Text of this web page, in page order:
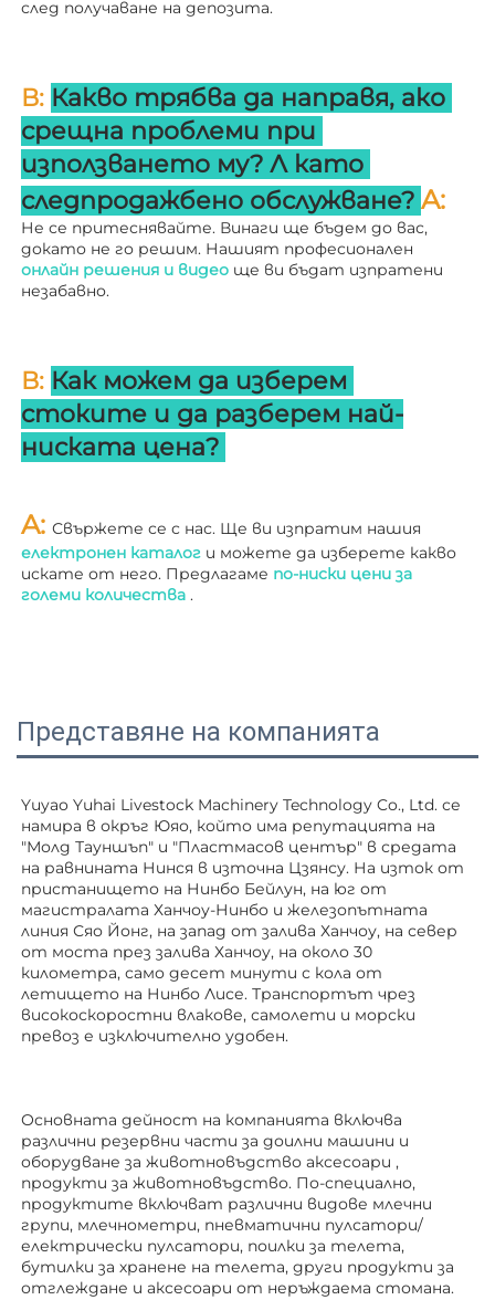
след получаване на депозита.
В: Какво трябва да направя, ако
срещна проблеми при
използването му? Л като
следпродажбено обслужване?
Не се притеснявайте. Винаги ще бъдем до вас,
онлайн решения и видео ще ви бъдат изпратени
незабавно.
В: Как можем да изберем
стоките и да разберем най-
ниската цена?
A:
електронен каталог и можете да изберете какво
искате от него. Предлагаме по-ниски цени за
големи количества .
Представяне на компанията
Yuyao Yuhai Livestock Machinery Technology Co., Ltd. се
намира в окръг Юяо, който има репутацията на
"Молд Тауншъп" и "Пластмасов център" в средата
на равнината Нинся в източна Цзянсу. На изток от
пристанището на Нинбо Бейлун, на юг от
магистралата Ханчоу-Нинбо и железопътната
линия Сяо Йонг, на запад от залива Ханчоу, на север
от моста през залива Ханчоу, на около 30
километра, само десет минути с кола от
летището на Нинбо Лисе. Транспортът чрез
високоскоростни влакове, самолети и морски
превоз е изключително удобен.
Основната дейност на компанията включва
различни резервни части за доилни машини и
оборудване за животновъдство аксесоари ,
продукти за животновъдство. По-специално,
продуктите включват различни видове млечни
групи, млечнометри, пневматични пулсатори/
електрически пулсатори, поилки за телета,
бутилки за хранене на телета, други продукти за
отглеждане и аксесоари от неръждаема стомана.